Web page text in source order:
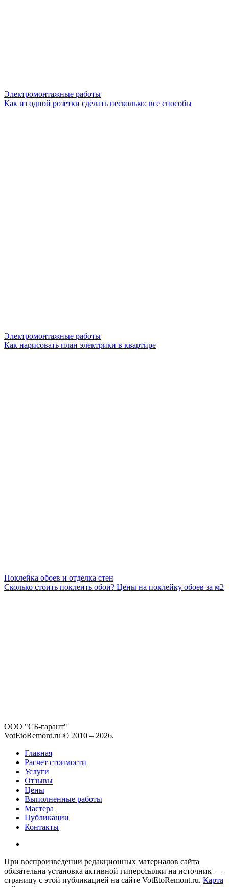
Электромонтажные работы
Как из одной розетки сделать несколько: все способы
Электромонтажные работы
Как нарисовать план электрики в квартире
Поклейка обоев и отделка стен
Сколько стоить поклеить обои? Цены на поклейку обоев за м2
ООО "СБ-гарант"
VotEtoRemont.ru © 2010 – 2026.
Главная
Расчет стоимости
Услуги
Отзывы
Цены
Выполненные работы
Мастера
Публикации
Контакты
При воспроизведении редакционных материалов сайта
обязательна установка активной гиперссылки на источник —
страницу с этой публикацией на сайте VotEtoRemont.ru. Карта